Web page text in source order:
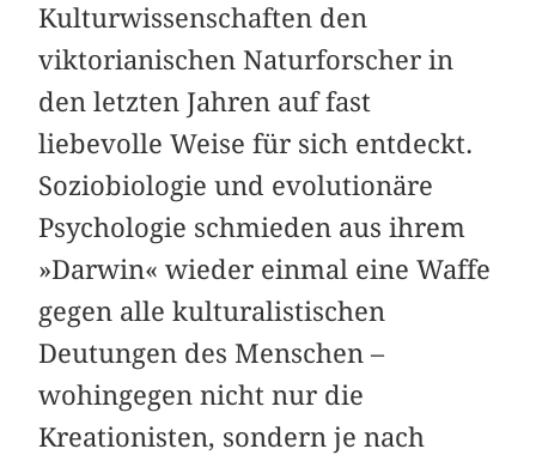
Kulturwissenschaften den
viktorianischen Naturforscher in
den letzten Jahren auf fast
liebevolle Weise für sich entdeckt.
Soziobiologie und evolutionäre
Psychologie schmieden aus ihrem
»Darwin« wieder einmal eine Waffe
gegen alle kulturalistischen
Deutungen des Menschen –
wohingegen nicht nur die
Kreationisten, sondern je nach